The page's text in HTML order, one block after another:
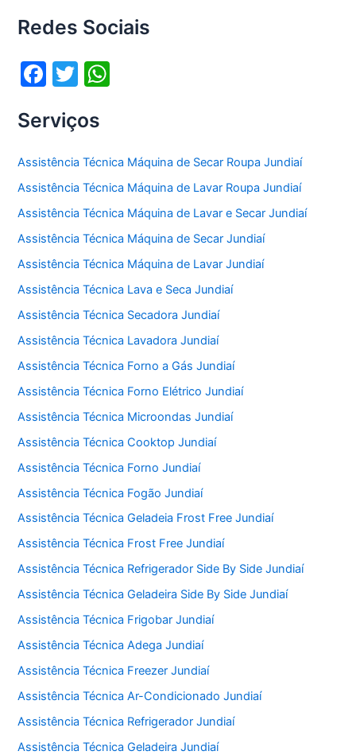
b
o
o
k
A
p
Redes Sociais
F
c
e
b
o
o
k
T
itt
er s
A
p
p
Serviços
Assistência Técnica Máquina de Secar Roupa Jundiaí
Assistência Técnica Máquina de Lavar Roupa Jundiaí
Assistência Técnica Máquina de Lavar e Secar Jundiaí
Assistência Técnica Máquina de Secar Jundiaí
Assistência Técnica Máquina de Lavar Jundiaí
Assistência Técnica Lava e Seca Jundiaí
Assistência Técnica Secadora Jundiaí
Assistência Técnica Lavadora Jundiaí
Assistência Técnica Forno a Gás Jundiaí
Assistência Técnica Forno Elétrico Jundiaí
Assistência Técnica Microondas Jundiaí
Assistência Técnica Cooktop Jundiaí
Assistência Técnica Forno Jundiaí
Assistência Técnica Fogão Jundiaí
Assistência Técnica Geladeia Frost Free Jundiaí
Assistência Técnica Frost Free Jundiaí
Assistência Técnica Refrigerador Side By Side Jundiaí
Assistência Técnica Geladeira Side By Side Jundiaí
Assistência Técnica Frigobar Jundiaí
Assistência Técnica Adega Jundiaí
Assistência Técnica Freezer Jundiaí
Assistência Técnica Ar-Condicionado Jundiaí
Assistência Técnica Refrigerador Jundiaí
Assistência Técnica Geladeira Jundiaí